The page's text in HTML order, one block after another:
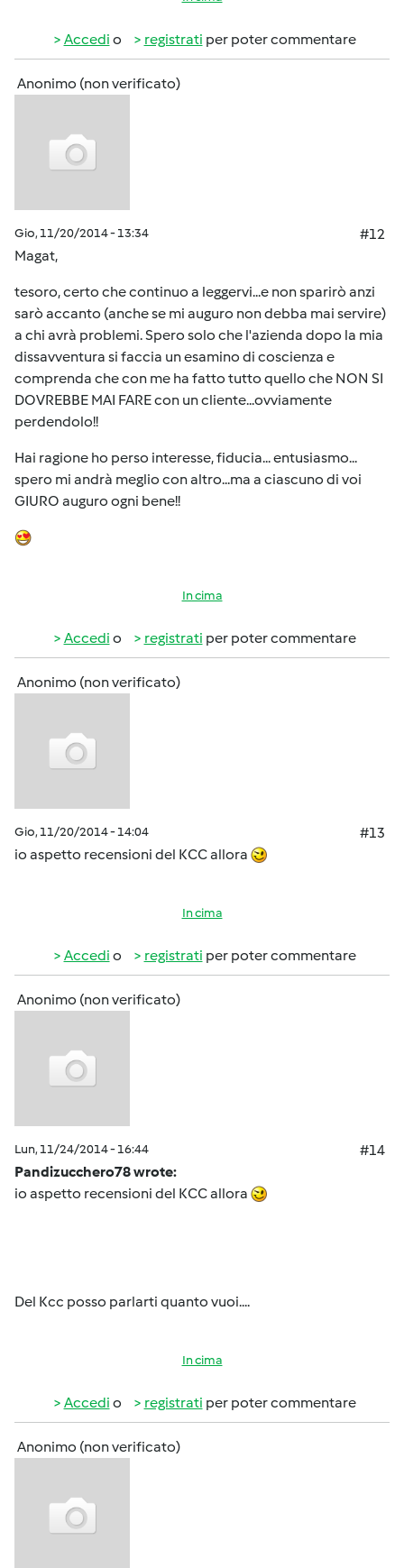
Accedi o registrati per poter commentare
Anonimo (non verificato)
Gio, 11/20/2014 - 13:34
#12
Magat,
tesoro, certo che continuo a leggervi...e non sparirò anzi
sarò accanto (anche se mi auguro non debba mai servire)
a chi avrà problemi. Spero solo che l'azienda dopo la mia
dissavventura si faccia un esamino di coscienza e
comprenda che con me ha fatto tutto quello che NON SI
DOVREBBE MAI FARE con un cliente...ovviamente
perdendolo!!
Hai ragione ho perso interesse, fiducia... entusiasmo...
spero mi andrà meglio con altro...ma a ciascuno di voi
GIURO auguro ogni bene!!
In cima
Accedi o registrati per poter commentare
Anonimo (non verificato)
Gio, 11/20/2014 - 14:04
#13
io aspetto recensioni del KCC allora
In cima
Accedi o registrati per poter commentare
Anonimo (non verificato)
Lun, 11/24/2014 - 16:44
#14
Pandizucchero78 wrote:
io aspetto recensioni del KCC allora
Del Kcc posso parlarti quanto vuoi....
In cima
Accedi o registrati per poter commentare
Anonimo (non verificato)